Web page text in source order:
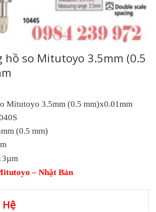
hồ so Mitutoyo 3.5mm (0.5
Mitutoyo 3.5mm (0.5 mm)x0.01mm
(0.5 mm)
– Nhật Bản
Hệ